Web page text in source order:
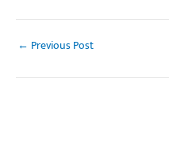
← Previous Post